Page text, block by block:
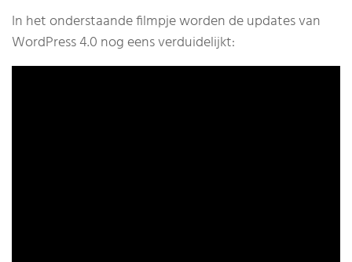
In het onderstaande filmpje worden de updates van
WordPress 4.0 nog eens verduidelijkt: